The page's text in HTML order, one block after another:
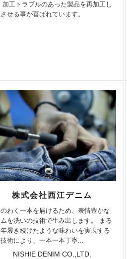
加工トラブルのあった製品を再加工し
せる事が喜ばれています。
株式会社西江デニム
わく一本を届けるため、表情豊かな
を洗いの技術で生み出します。 まる
履き続けたような味わいを実現する
術により、一本一本丁寧...
NISHIE DENIM CO.,LTD.